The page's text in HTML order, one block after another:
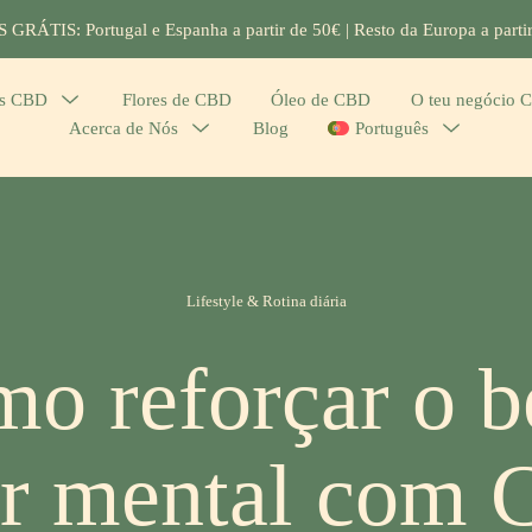
GRÁTIS: Portugal e Espanha a partir de 50€ | Resto da Europa a
CBD
Menu
Toggle
Flores de CBD Óleo de CBD
O teu negócio
Acerca de Nós
Menu
Blog Português
Menu
Categories
Lifestyle & Rotina diária
reforçar o
mental com